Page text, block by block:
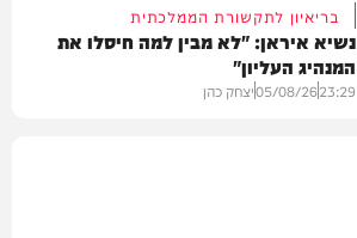
בריאיון לתקשורת הממלכתית
נשיא איראן: "לא מבין למה חיסלו את
המנהיג העליון"
23:29
05/08/26יצחק כהן